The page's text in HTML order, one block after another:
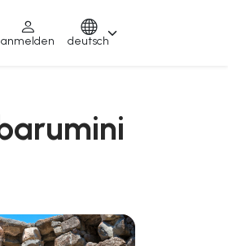
anmelden deutsch